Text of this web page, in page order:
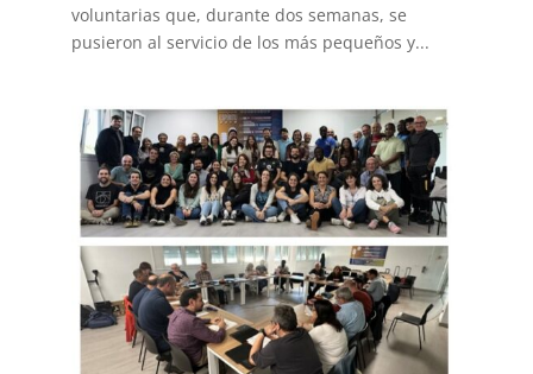
voluntarias que, durante dos semanas, se
pusieron al servicio de los más pequeños y...